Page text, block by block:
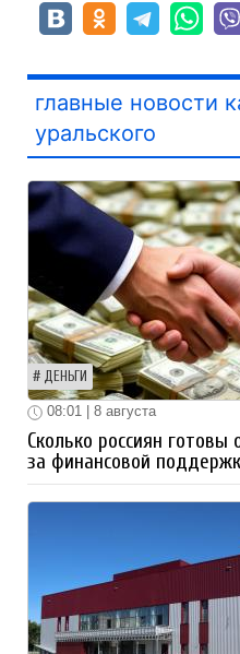
главные новости
уральского
ДЕНЬГИ
08:01 | 8 августа
Сколько россиян
за финансовой